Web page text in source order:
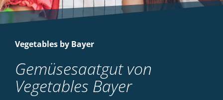
Vegetables by Bayer
Gemüsesaatgut von
Vegetables Bayer